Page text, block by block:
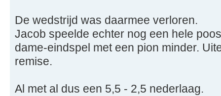
De wedstrijd was daarmee verloren.
Jacob speelde echter nog een hele
dame-eindspel met een pion minder.
remise.
Al met al dus een 5,5 - 2,5 nederlaag.